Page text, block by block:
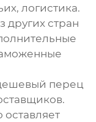
логистика.
других стран
перец
оставляет